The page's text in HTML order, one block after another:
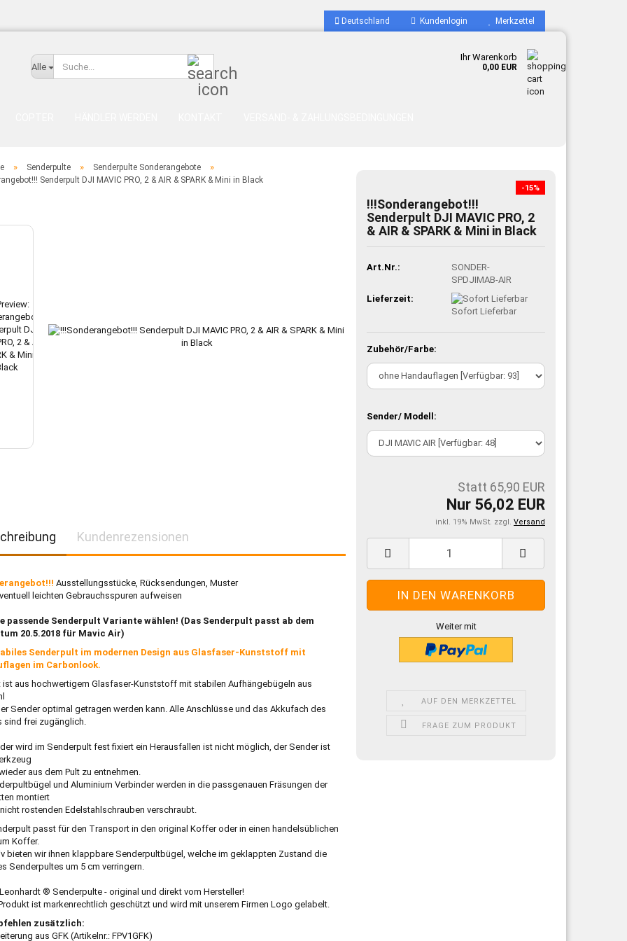
Deutschland Kundenlogin Merkzettel
Alle
Ihr Warenkorb
0,00 EUR
» Senderpulte » Senderpulte Sonderangebote »
Senderpult DJI MAVIC PRO, 2 & AIR & SPARK & Mini in Black
-15%
!!!Sonderangebot!!!
Senderpult DJI MAVIC PRO, 2
& AIR & SPARK & Mini in Black
Art.Nr.:
SONDER-
SPDJIMAB-AIR
Lieferzeit:
Sofort Lieferbar
Zubehör/Farbe:
Sender/ Modell:
Statt 65,90 EUR
Nur 56,02 EUR
inkl. 19% MwSt. zzgl. Versand
Weiter mit
AUF DEN MERKZETTEL
FRAGE ZUM PRODUKT
Kundenrezensionen
Ausstellungsstücke, Rücksendungen, Muster
leichten Gebrauchsspuren aufweisen
passende Senderpult Variante wählen! (Das Senderpult passt ab dem
20.5.2018 für Mavic Air)
Senderpult im modernen Design aus Glasfaser-Kunststoff mit
im Carbonlook.
ist aus hochwertigem Glasfaser-Kunststoff mit stabilen Aufhängebügeln aus
Sender optimal getragen werden kann. Alle Anschlüsse und das Akkufach des
sind frei zugänglich.
wird im Senderpult fest fixiert ein Herausfallen ist nicht möglich, der Sender ist
aus dem Pult zu entnehmen.
und Aluminium Verbinder werden in die passgenauen Fräsungen der
montiert
rostenden Edelstahlschrauben verschraubt.
passt für den Transport in den original Koffer oder in einen handelsüblichen
Koffer.
bieten wir ihnen klappbare Senderpultbügel, welche im geklappten Zustand die
Senderpultes um 5 cm verringern.
® Senderpulte - original und direkt vom Hersteller!
ist markenrechtlich geschützt und wird mit unserem Firmen Logo gelabelt.
zusätzlich:
aus GFK (Artikelnr.: FPV1GFK)